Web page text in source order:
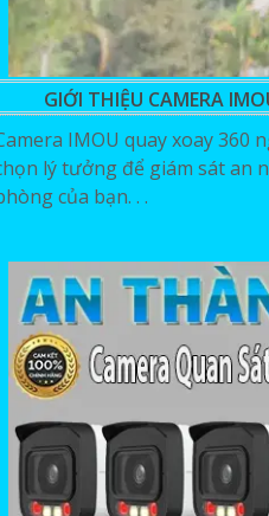
GIỚI THIỆU CAMERA
IMOU quay xoay 360
lý tưởng để giám sát an
của bạn. . .